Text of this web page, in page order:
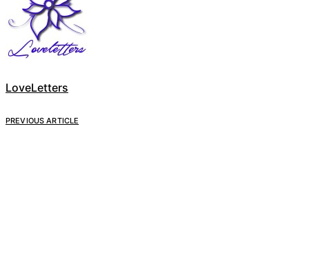
LoveLetters
PREVIOUS ARTICLE